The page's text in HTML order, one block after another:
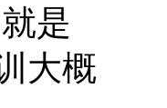
是
大概